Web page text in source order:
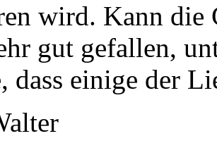
wird. Kann
gut gefallen,
dass einige der